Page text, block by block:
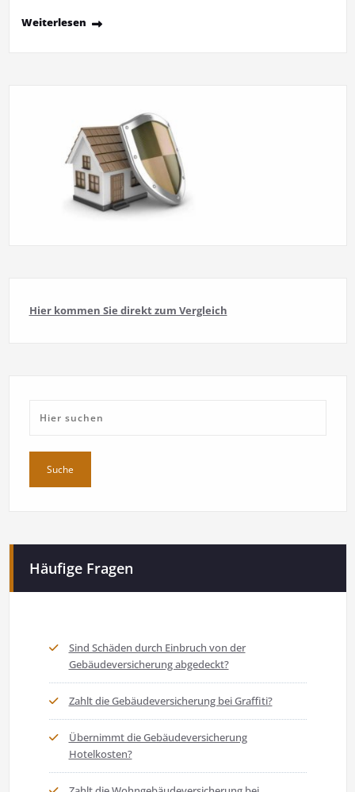
Weiterlesen
Hier kommen Sie direkt zum Vergleich
Häufige Fragen
Sind Schäden durch Einbruch von der
Gebäudeversicherung abgedeckt?
Zahlt die Gebäudeversicherung bei Graffiti?
Übernimmt die Gebäudeversicherung
Hotelkosten?